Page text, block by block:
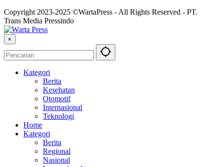
Copyright 2023-2025 ©WartaPress - All Rights Reserved - PT.
Trans Media Pressindo
×
Kategori
Berita
Kesehatan
Otomotif
Internasional
Teknologi
Home
Kategori
Berita
Regional
Nasional